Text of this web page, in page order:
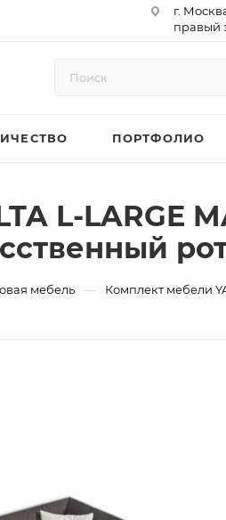
г.
правый
р/сч
ПОРТФОЛИО
L-LARGE
мебель — Комплект мебели